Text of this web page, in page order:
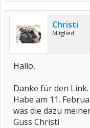
Christi
Mitglied
Hallo,
Danke für den Link.
Habe am 11.
was die dazu
Guss Christi